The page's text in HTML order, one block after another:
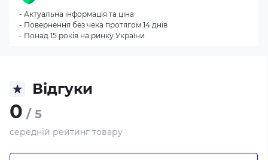
Відгуки
0 / 5
середній рейтинг товару
- Актуальна інформація та ціна
- Повернення без чека протягом 14 днів
- Понад 15 років на ринку України